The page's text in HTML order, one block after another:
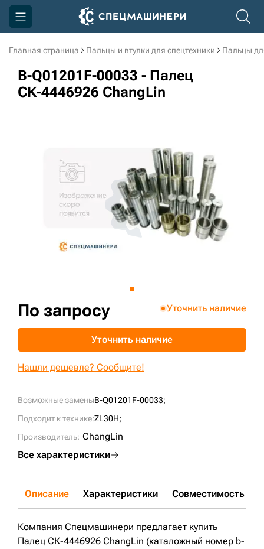
Главная страница Пальцы и втулки для спецтехники Пальцы
B-Q01201F-00033 - Палец
СК-4446926 ChangLin
Возможные заменыB-Q01201F-00033;
Подходит к технике:ZL30H;
Производитель: ChangLin
Все характеристики
По запросу Уточнить наличие
Уточнить наличие
Нашли дешевле? Сообщите!
Описание Характеристики Совместимость
Компания Спецмашинери предлагает купить
Палец СК-4446926 ChangLin (каталожный номер b-
Компания
Акции
3D тур по производству
3D тур по складам
sksale@skdst.ru